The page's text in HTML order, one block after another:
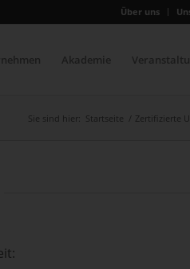
Über uns
Akademie
Sie sind hier: Startseite / Zertifizierte